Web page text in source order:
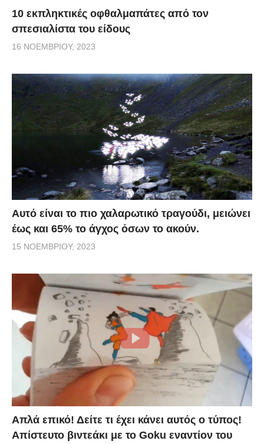
10 εκπληκτικές οφθαλμαπάτες από τον
σπεσιαλίστα του είδους
16 ΝΟΕΜΒΡΊΟΥ, 2023
Αυτό είναι το πιο χαλαρωτικό τραγούδι, μειώνει
έως και 65% το άγχος όσων το ακούν.
15 ΝΟΕΜΒΡΊΟΥ, 2023
Απλά επικό! Δείτε τι έχει κάνει αυτός ο τύπος!
Απίστευτο βιντεάκι με το Goku εναντίον του